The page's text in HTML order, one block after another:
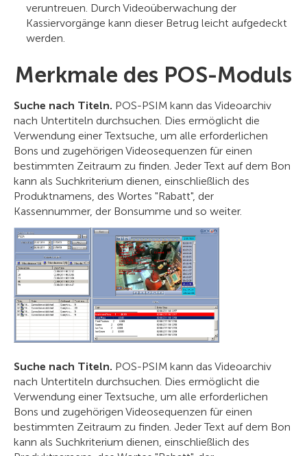
veruntreuen. Durch Videoüberwachung der
Kassiervorgänge kann dieser Betrug leicht aufgedeckt
werden.
Merkmale des POS-Moduls
Suche nach Titeln. POS-PSIM kann das Videoarchiv
nach Untertiteln durchsuchen. Dies ermöglicht die
Verwendung einer Textsuche, um alle erforderlichen
Bons und zugehörigen Videosequenzen für einen
bestimmten Zeitraum zu finden. Jeder Text auf dem Bon
kann als Suchkriterium dienen, einschließlich des
Produktnamens, des Wortes "Rabatt", der
Kassennummer, der Bonsumme und so weiter.
Suche nach Titeln. POS-PSIM kann das Videoarchiv
nach Untertiteln durchsuchen. Dies ermöglicht die
Verwendung einer Textsuche, um alle erforderlichen
Bons und zugehörigen Videosequenzen für einen
bestimmten Zeitraum zu finden. Jeder Text auf dem Bon
kann als Suchkriterium dienen, einschließlich des